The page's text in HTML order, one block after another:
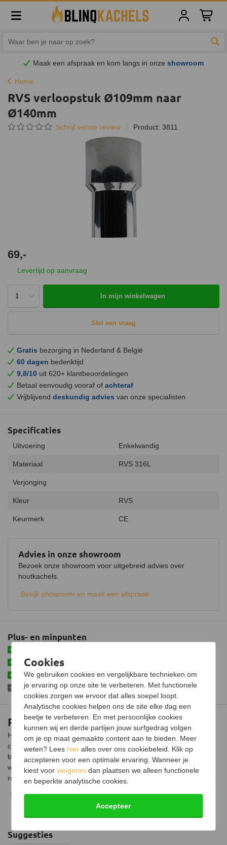
Maak een afspraak en kom langs in onzeshowroom
Home
RVS verloopstuk Ø109mm naar
Ø140mm
Schrijf eerste review Product: 3811
69,-
Levertijd op aanvraag
In mijn winkelwagen
Stel een vraag
Gratis bezorging in Nederland & België
60 dagen bedenktijd
9,8/10 uit 620+ klantbeoordelingen
Betaal eenvoudig vooraf of achteraf
Vrijblijvend deskundig advies van onze specialisten
RVS verloopstuk Ø109mm naar Ø140mm
Het RVS verloopstuk is ontworpen om een naadloze overgang te
creëren tussen een kachel met een kleinere uitgang en een
bestaand rookkanaal met een grotere diameter.
Dit is nodig
wanneer je een kachel wilt aansluiten op een bestaand
rookkanaal dat een grotere diameter heeft dan de kacheluitgang.
Het is van belang om te weten dat het gebruik van een
verloopstuk om de diameter van de kachelpijp te verkleinen (van
groter naar kleiner) niet is toegestaan. Dit kan de rookgasafvoer
belemmeren en de veiligheid in gevaar brengen.
Het verloopstuk
Ø109mm naar Ø140mm is bedoeld om de diameter te vergroten,
Bekijk volledige beschrijving
Plus- en minpunten
Makkelijke oplossing voor bestaand kanaal
Vervaardigd uit hoogwaardig materiaal
Mag niet andersom gebruikt worden
Advies in onze showroom
Bezoek onze showroom voor uitgebreid advies over
houtkachels.
Bekijk showroom en maak een afspraak
Specificaties
Uitvoering Enkelwandig
Materiaal RVS 316L
Verjonging
Kleur RVS
Keurmerk CE
Suggesties
Cookies
We gebruiken cookies en vergelijkbare technieken om
je ervaring op onze site te verbeteren. Met functionele
cookies zorgen we ervoor dat alles soepel loopt.
Analytische cookies helpen ons de site elke dag een
beetje te verbeteren. En met persoonlijke cookies
kunnen wij en derde partijen jouw surfgedrag volgen
om je op maat gemaakte content aan te bieden. Meer
weten? Lees hier alles over ons cookiebeleid. Klik op
accepteren voor een optimale ervaring. Wanneer je
kiest voorweigeren dan plaatsen we alleen functionele
en beperkte analytische cookies.
Accepteer